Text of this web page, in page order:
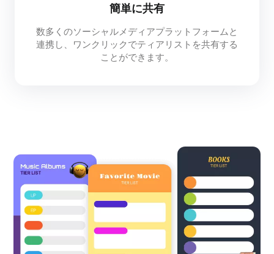
簡単に共有
数多くのソーシャルメディアプラットフォームと
連携し、ワンクリックでティアリストを共有する
ことができます。